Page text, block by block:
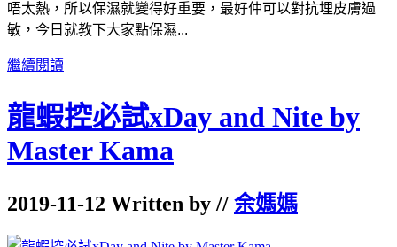
唔太熱，所以保濕就變得好重要，最好仲可以對抗埋皮膚過
敏，今日就教下大家點保濕...
繼續閱讀
龍蝦控必試xDay and Nite by
Master Kama
2019-11-12 Written by // 余媽媽